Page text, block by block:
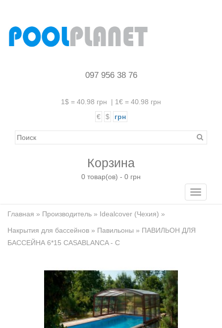
097 956 38 76
1$ = 40.98 грн | 1€ = 40.98 грн
€
$ грн
Корзина
0 товар(ов) - 0 грн
Toggle
Главная » Производитель » Idealcover (Чехия) »
Накрытия для бассейнов » Павильоны » ПАВИЛЬОН ДЛЯ
БАССЕЙНА 6*15 CASABLANCA - C